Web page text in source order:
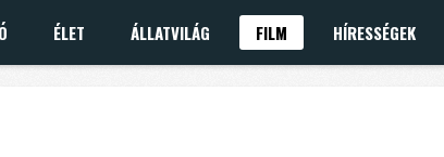
ÉLET ÁLLATVILÁG FILM HÍRESSÉGEK